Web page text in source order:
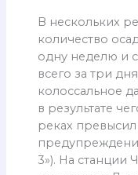
В нескольких
количество
одну неделю и
всего за три
колоссальное
в результате
реках
3»). На станции